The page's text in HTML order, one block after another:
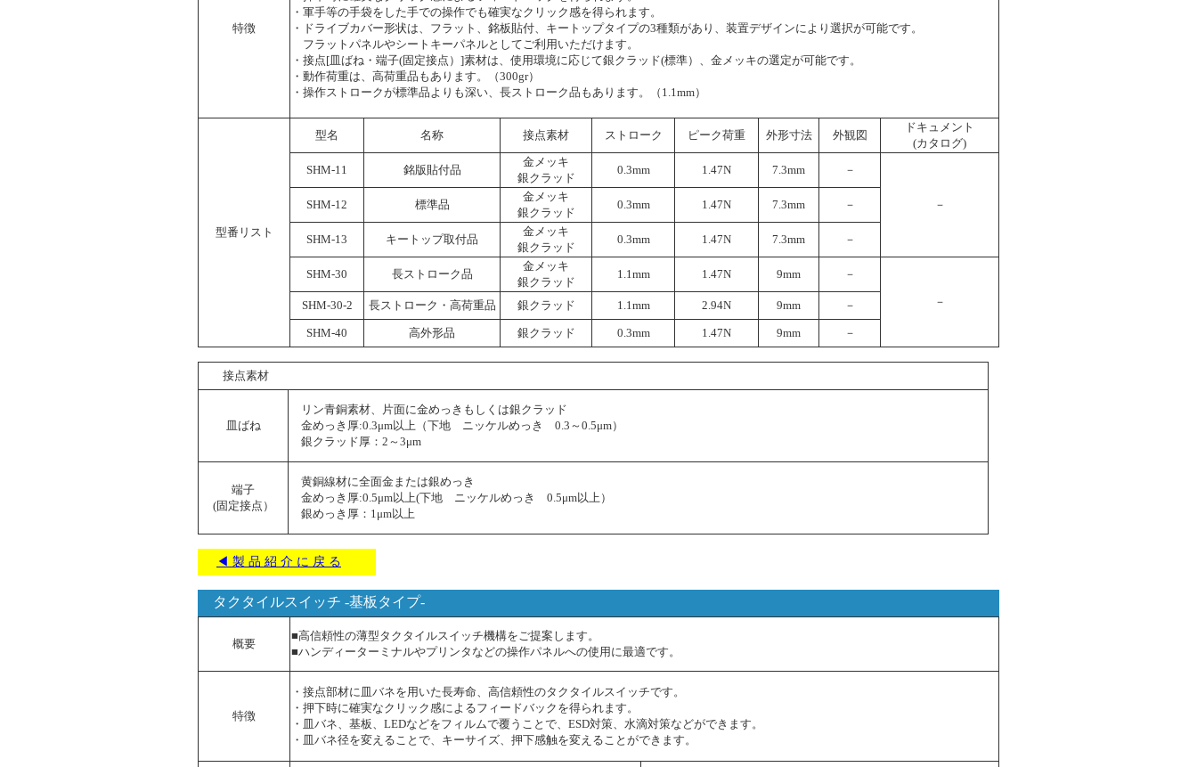
特徴
・軍手等の手袋をした手での操作でも確実なクリック感を得られます。
・ドライブカバー形状は、フラット、銘板貼付、キートップタイプの3種類があり、装置デザインにより選択が可能です。
フラットパネルやシートキーパネルとしてご利用いただけます。
・接点[皿ばね・端子(固定接点）]素材は、使用環境に応じて銀クラッド(標準）、金メッキの選定が可能です。
・動作荷重は、高荷重品もあります。（300gr）
・操作ストロークが標準品よりも深い、長ストローク品もあります。（1.1mm）
型番リスト
型名 名称 接点素材 ストローク ピーク荷重 外形寸法 外観図
ドキュメント
(カタログ)
SHM-11
銘版貼付品
金メッキ
銀クラッド
0.3mm 1.47N 7.3mm －
－
SHM-12 標準品
金メッキ
銀クラッド
0.3mm 1.47N 7.3mm －
SHM-13 キートップ取付品
金メッキ
銀クラッド
0.3mm 1.47N 7.3mm －
SHM-30 長ストローク品
金メッキ
銀クラッド
1.1mm 1.47N 9mm －
－
SHM-30-2 長ストローク・高荷重品 銀クラッド 1.1mm 2.94N 9mm －
SHM-40 高外形品 銀クラッド 0.3mm 1.47N 9mm －
接点素材
皿ばね
リン青銅素材、片面に金めっきもしくは銀クラッド
金めっき厚:0.3μm以上（下地 ニッケルめっき 0.3～0.5μm）
銀クラッド厚：2～3μm
端子
(固定接点）
黄銅線材に全面金または銀めっき
金めっき厚:0.5μm以上(下地 ニッケルめっき 0.5μm以上）
銀めっき厚：1μm以上
◀ 製 品 紹 介 に 戻 る
タクタイルスイッチ -基板タイプ-
概要
■高信頼性の薄型タクタイルスイッチ機構をご提案します。
■ハンディーターミナルやプリンタなどの操作パネルへの使用に最適です。
特徴
・接点部材に皿バネを用いた長寿命、高信頼性のタクタイルスイッチです。
・押下時に確実なクリック感によるフィードバックを得られます。
・皿バネ、基板、LEDなどをフィルムで覆うことで、ESD対策、水滴対策などができます。
・皿バネ径を変えることで、キーサイズ、押下感触を変えることができます。